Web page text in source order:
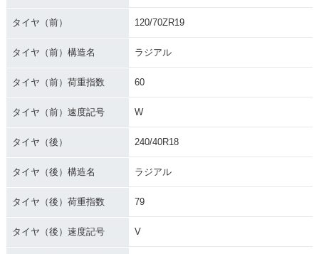
タイヤ（前） 120/70ZR19
タイヤ（前）構造名 ラジアル
タイヤ（前）荷重指数 60
タイヤ（前）速度記号 W
タイヤ（後） 240/40R18
タイヤ（後）構造名 ラジアル
タイヤ（後）荷重指数 79
タイヤ（後）速度記号 V